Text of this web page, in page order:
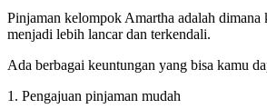
Pinjaman kelompok Amartha adalah
menjadi lebih lancar dan terkendali.
Ada berbagai keuntungan yang bisa kamu
1. Pengajuan pinjaman mudah